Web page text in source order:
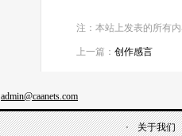
注：本站上发表的所有
上一篇： 创作感言
admin@caanets.com
关于我们